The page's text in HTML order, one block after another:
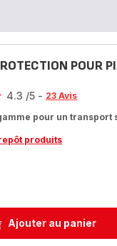
Ajouter au panier
POUR
4.3 /5 - 23 Avis
pour un transport
produits